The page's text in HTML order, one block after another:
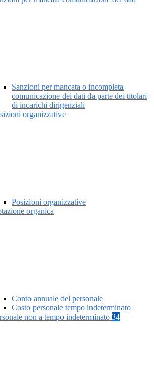
Sanzioni per mancata o incompleta
comunicazione dei dati da parte dei titolari
di incarichi dirigenziali
organizzative
Posizioni organizzative
organica
Conto annuale del personale
Costo personale tempo indeterminato
non a tempo indeterminato 34